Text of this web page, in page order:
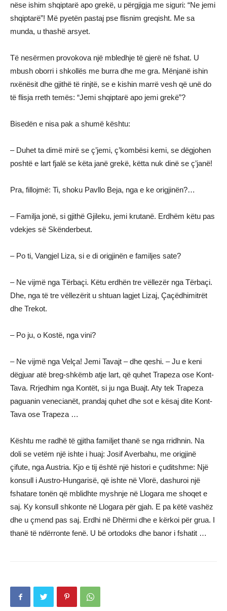
nëse ishim shqiptarë apo grekë, u përgjigja me siguri: “Ne jemi
shqiptarë”! Më pyetën pastaj pse flisnim greqisht. Me sa
munda, u thashë arsyet.
Të nesërmen provokova një mbledhje të gjerë në fshat. U
mbush oborri i shkollës me burra dhe me gra. Mënjanë ishin
nxënësit dhe gjithë të rinjtë, se e kishin marrë vesh që unë do
të flisja rreth temës: “Jemi shqiptarë apo jemi grekë”?
Bisedën e nisa pak a shumë kështu:
– Duhet ta dimë mirë se ç’jemi, ç’kombësi kemi, se dëgjohen
poshtë e lart fjalë se këta janë grekë, këtta nuk dinë se ç’janë!
Pra, fillojmë: Ti, shoku Pavllo Beja, nga e ke origjinën?…
– Familja jonë, si gjithë Gjileku, jemi krutanë. Erdhëm këtu pas
vdekjes së Skënderbeut.
– Po ti, Vangjel Liza, si e di origjinën e familjes sate?
– Ne vijmë nga Tërbaçi. Këtu erdhën tre vëllezër nga Tërbaçi.
Dhe, nga të tre vëllezërit u shtuan lagjet Lizaj, Çaçëdhimitrët
dhe Trekot.
– Po ju, o Kostë, nga vini?
– Ne vijmë nga Velça! Jemi Tavajt – dhe qeshi. – Ju e keni
dëgjuar atë breg-shkëmb atje lart, që quhet Trapeza ose Kont-
Tava. Rrjedhim nga Kontët, si ju nga Buajt. Aty tek Trapeza
paguanin venecianët, prandaj quhet dhe sot e kësaj dite Kont-
Tava ose Trapeza …
Kështu me radhë të gjitha familjet thanë se nga rridhnin. Na
doli se vetëm një ishte i huaj: Josif Averbahu, me origjinë
çifute, nga Austria. Kjo e tij është një histori e çuditshme: Një
konsull i Austro-Hungarisë, që ishte në Vlorë, dashuroi një
fshatare tonën që mblidhte myshnje në Llogara me shoqet e
saj. Ky konsull shkonte në Llogara për gjah. E pa këtë vashëz
dhe u çmend pas saj. Erdhi në Dhërmi dhe e kërkoi për grua. I
thanë të ndërronte fenë. U bë ortodoks dhe banor i fshatit …